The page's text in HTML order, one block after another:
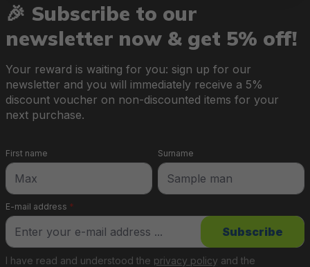
🎉 Subscribe to our
newsletter now & get 5% off!
Your reward is waiting for you: sign up for our
newsletter and you will immediately receive a 5%
discount voucher on non-discounted items for your
next purchase.
E-mail address *
First name Surname
I have read and understood the privacy policy and the
Subscribe